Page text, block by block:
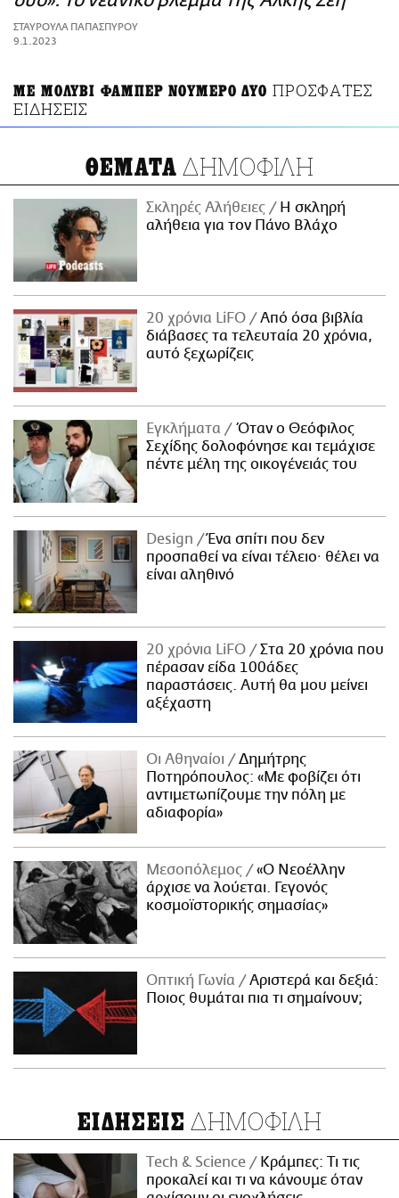
ΑΜΠΑ
PRINT
ΣΤΑΥΡΟΥΛΑ ΠΑΠΑΣΠΥΡΟΥ
9.1.2023
ΜΕ ΜΟΛΥΒΙ ΦΑΜΠΕΡ ΝΟΥΜΕΡΟ ΔΥΟ ΠΡΟΣΦΑΤΕΣ
ΕΙΔΗΣΕΙΣ
ΘΕΜΑΤΑ ΔΗΜΟΦΙΛΗ
Σκληρές Αλήθειες
H σκληρή
αλήθεια για τον Πάνο Βλάχο
20 χρόνια LiFO
Από όσα βιβλία
διάβασες τα τελευταία 20 χρόνια,
αυτό ξεχωρίζεις
Εγκλήματα
Όταν ο Θεόφιλος
Σεχίδης δολοφόνησε και τεμάχισε
πέντε μέλη της οικογένειάς του
Design
Ένα σπίτι που δεν
προσπαθεί να είναι τέλειο· θέλει να
είναι αληθινό
20 χρόνια LiFO
Στα 20 χρόνια που
πέρασαν είδα 100άδες
παραστάσεις. Αυτή θα μου μείνει
αξέχαστη
Οι Αθηναίοι
Δημήτρης
Ποτηρόπουλος: «Με φοβίζει ότι
αντιμετωπίζουμε την πόλη με
αδιαφορία»
Μεσοπόλεμος
«Ο Νεοέλλην
άρχισε να λούεται. Γεγονός
κοσμοϊστορικής σημασίας»
Οπτική Γωνία
Αριστερά και δεξιά:
Ποιος θυμάται πια τι σημαίνουν;
ΕΙΔΗΣΕΙΣ ΔΗΜΟΦΙΛΗ
Τech & Science
Κράμπες: Τι τις
προκαλεί και τι να κάνουμε όταν